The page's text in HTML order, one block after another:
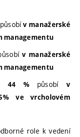
působív manažerské
managementu
v manažerské
managementu
44 % působí v
ve vrcholovém
role k vedení